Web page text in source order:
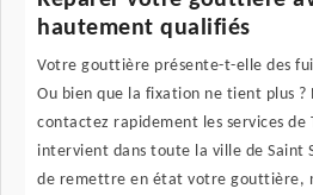
hautement qualifiés
Votre gouttière présente-t-elle des
Ou bien que la fixation ne tient plus ?
contactez rapidement les services de
intervient dans toute la ville de Saint
de remettre en état votre gouttière,